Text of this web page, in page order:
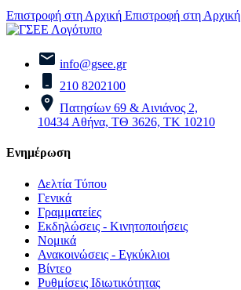
Επιστροφή στη Αρχική Επιστροφή στη Αρχική
info@gsee.gr
210 8202100
Πατησίων 69 & Αινιάνος 2,
10434 Αθήνα, ΤΘ 3626, ΤΚ 10210
Ενημέρωση
Δελτία Τύπου
Γενικά
Γραμματείες
Εκδηλώσεις - Κινητοποιήσεις
Νομικά
Ανακοινώσεις - Εγκύκλιοι
Βίντεο
Ρυθμίσεις Ιδιωτικότητας